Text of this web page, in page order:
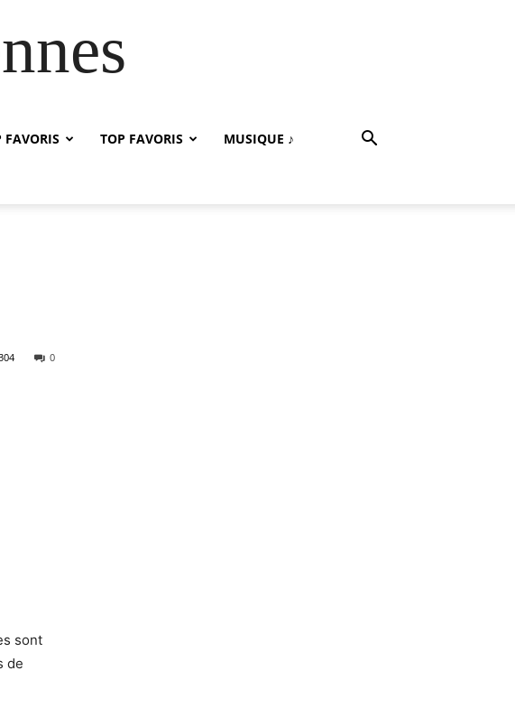
FAVORIS TOP FAVORIS MUSIQUE ♪
0
sont
de